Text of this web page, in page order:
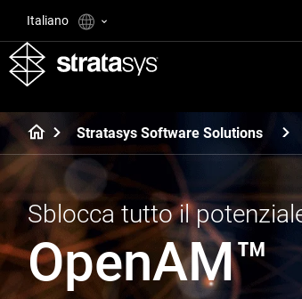
Italiano
Stratasys Software Solutions
Sblocca tutto il
OpenAM™